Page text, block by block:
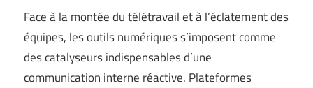
Face à la montée du télétravail et à l’éclatement des
équipes, les outils numériques s’imposent comme
des catalyseurs indispensables d’une
communication interne réactive. Plateformes